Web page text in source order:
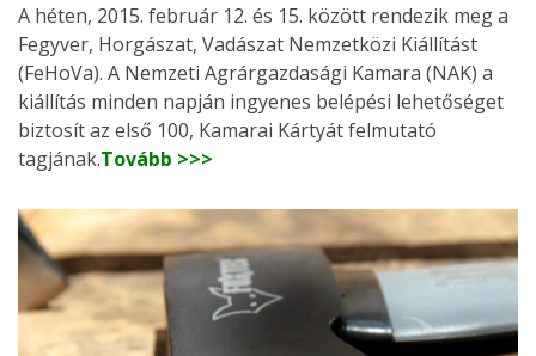
A héten, 2015. február 12. és 15. között rendezik meg a
Fegyver, Horgászat, Vadászat Nemzetközi Kiállítást
(FeHoVa). A Nemzeti Agrárgazdasági Kamara (NAK) a
kiállítás minden napján ingyenes belépési lehetőséget
biztosít az első 100, Kamarai Kártyát felmutató
tagjának.Tovább >>>